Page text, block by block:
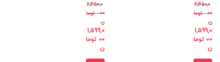
2,350,0
00
توما
ن
1,599,0
00 توما
ن
2,350,0
00
توما
ن
1,599,0
00 توما
ن